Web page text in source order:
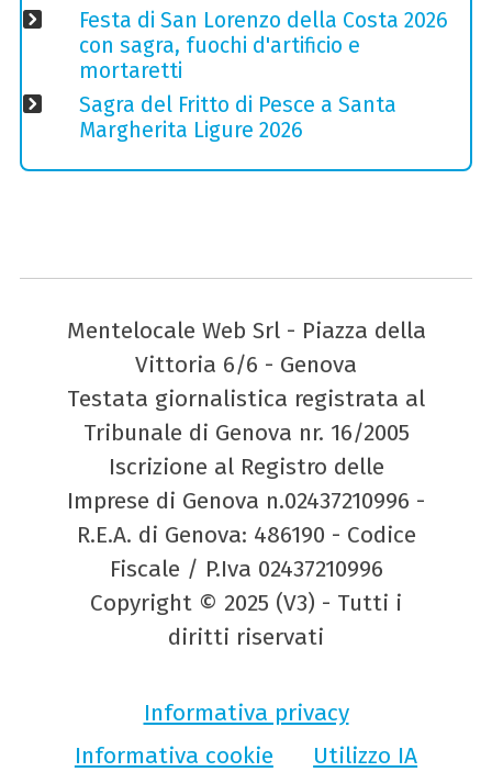
Festa di San Lorenzo della Costa 2026
con sagra, fuochi d'artificio e
mortaretti
Sagra del Fritto di Pesce a Santa
Margherita Ligure 2026
Mentelocale Web Srl - Piazza della
Vittoria 6/6 - Genova
Testata giornalistica registrata al
Tribunale di Genova nr. 16/2005
Iscrizione al Registro delle
Imprese di Genova n.02437210996 -
R.E.A. di Genova: 486190 - Codice
Fiscale / P.Iva 02437210996
Copyright © 2025 (V3) - Tutti i
diritti riservati
Informativa privacy
Informativa cookie
Utilizzo IA